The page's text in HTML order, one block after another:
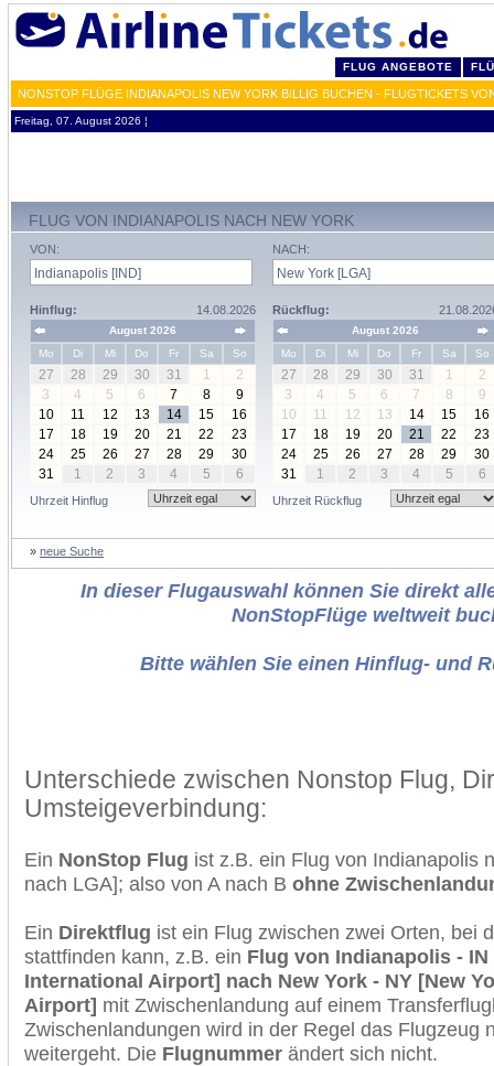
FLUG ANGEBOTE
NONSTOP FLÜGE INDIANAPOLIS NEW YORK BILLIG BUCHEN - FLUGTICKETS
Freitag, 07. August 2026 ¦
FLUG VON INDIANAPOLIS NACH NEW YORK
VON:
Hinflug: 14.08.2026
August 2026
Mo
Di Mi Do Fr Sa So
27 28 29 30 31 1
2
3
4 5 6 7 8
9
10
11 12 13 14 15
16
17
18 19 20 21 22
23
24
25 26 27 28 29
30
31
1 2 3 4 5 6
Uhrzeit Hinflug
NACH:
Rückflug:
August 2026
Mo
Di Mi Do Fr Sa So
27 28 29 30 31 1
2
3
4 5 6 7 8
9
10
11 12 13 14 15
16
17
18 19 20 21 22
23
24
25 26 27 28 29
30
31
1 2 3 4 5 6
Uhrzeit Rückflug
» neue Suche
In dieser Flugauswahl können Sie direkt
NonStopFlüge weltweit
Bitte wählen Sie einen Hinflug- und
Unterschiede zwischen Nonstop Flug,
Umsteigeverbindung:
Ein NonStop Flug ist z.B. ein Flug von Indianapolis
nach LGA]; also von A nach B ohne
Ein Direktflug ist ein Flug zwischen zwei Orten, bei
stattfinden kann, z.B. ein Flug von Indianapolis -
International Airport] nach New York - NY [New
Airport] mit Zwischenlandung auf einem
Zwischenlandungen wird in der Regel das Flugzeug
weitergeht. Die Flugnummer ändert sich nicht.